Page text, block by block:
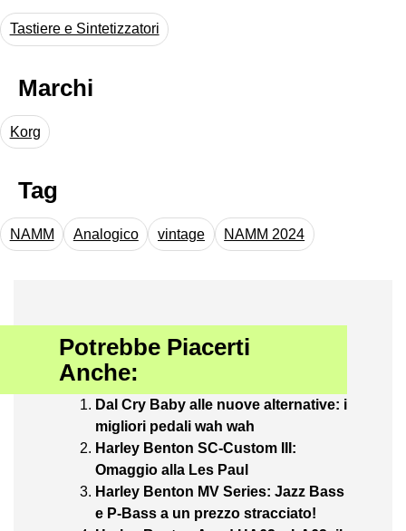
Tastiere e Sintetizzatori
Marchi
Korg
Tag
NAMM Analogico vintage NAMM 2024
Potrebbe Piacerti
Anche:
Dal Cry Baby alle nuove alternative: i
migliori pedali wah wah
Harley Benton SC-Custom III:
Omaggio alla Les Paul
Harley Benton MV Series: Jazz Bass
e P-Bass a un prezzo stracciato!